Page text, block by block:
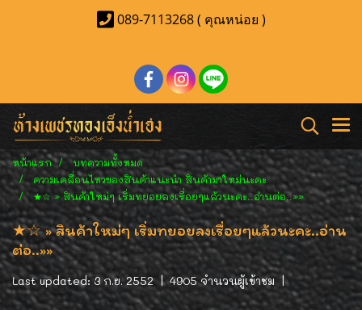
089-7113268 ( คุณหน่อย )
หน้าแรก
บทความทั้งหมด
ความเคลื่อนไหวของสินค้าแนะนำ สินค้ามาใหม่นะคะ
★☆ » สินค้าใหม่ๆ เริ่มทยอยลงเรื่อยๆแล้วนะคะ..อ่านต่อ..»»
★☆ » สินค้าใหม่ๆ เริ่มทยอยลงเรื่อยๆแล้วนะคะ..อ่าน
ต่อ..»»
Last updated: 3 ก.ย. 2552 | 4905 จำนวนผู้เข้าชม |